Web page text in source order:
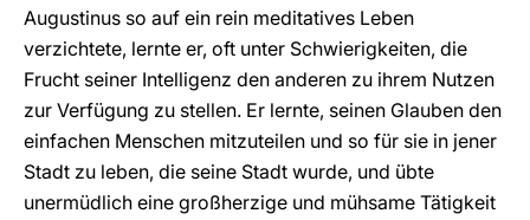
Augustinus so auf ein rein meditatives Leben
verzichtete, lernte er, oft unter Schwierigkeiten, die
Frucht seiner Intelligenz den anderen zu ihrem Nutzen
zur Verfügung zu stellen. Er lernte, seinen Glauben den
einfachen Menschen mitzuteilen und so für sie in jener
Stadt zu leben, die seine Stadt wurde, und übte
unermüdlich eine großherzige und mühsame Tätigkeit